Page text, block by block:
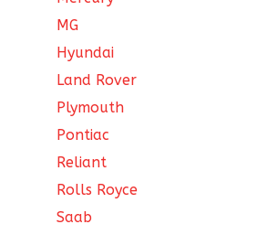
MG
Hyundai
Land Rover
Plymouth
Pontiac
Reliant
Rolls Royce
Saab